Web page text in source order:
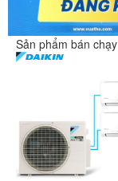
Sản phẩm bán chạy